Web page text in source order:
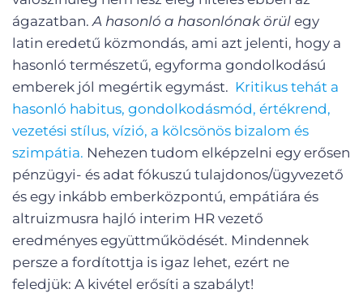
ágazatban.A hasonló a hasonlónak örül egy
latin eredetű közmondás, ami azt jelenti, hogy a
hasonló természetű, egyforma gondolkodású
emberek jól megértik egymást. Kritikus tehát a
hasonló habitus, gondolkodásmód, értékrend,
vezetési stílus, vízió, a kölcsönös bizalom és
szimpátia. Nehezen tudom elképzelni egy erősen
pénzügyi- és adat fókuszú tulajdonos/ügyvezető
és egy inkább emberközpontú, empátiára és
altruizmusra hajló interim HR vezető
eredményes együttműködését. Mindennek
persze a fordítottja is igaz lehet, ezért ne
feledjük: A kivétel erősíti a szabályt!